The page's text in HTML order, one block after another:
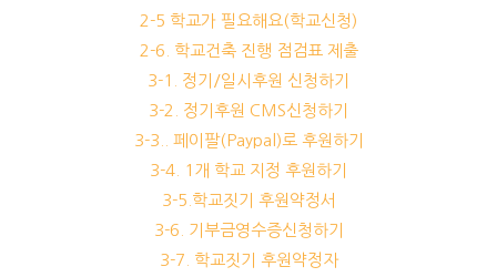
2-5 학교가 필요해요(학교신청)
2-6. 학교건축 진행 점검표 제출
3-1. 정기/일시후원 신청하기
3-2. 정기후원 CMS신청하기
3-3.. 페이팔(Paypal)로 후원하기
3-4. 1개 학교 지정 후원하기
3-5.학교짓기 후원약정서
3-6. 기부금영수증신청하기
3-7. 학교짓기 후원약정자